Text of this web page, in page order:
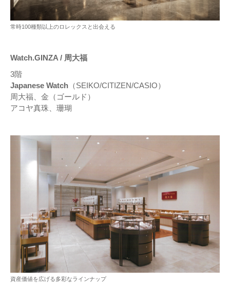
常時100種類以上のロレックスと出会える
Watch.GINZA / 周大福
3階
Japanese Watch （SEIKO/CITIZEN/CASIO）
周大福、金（ゴールド）
アコヤ真珠、珊瑚
資産価値を広げる多彩なラインナップ